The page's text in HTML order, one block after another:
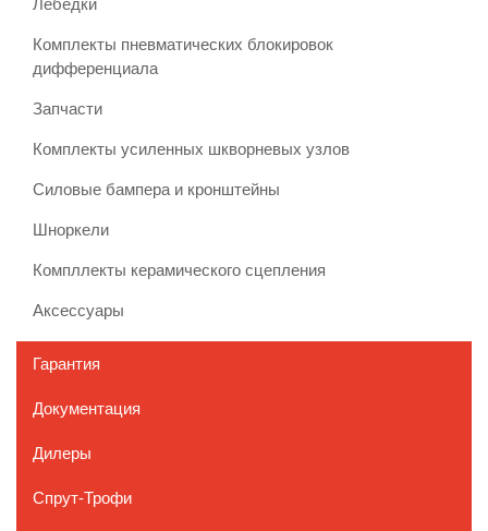
Комплекты пневматических блокировок
дифференциала
Запчасти
Комплекты усиленных шкворневых узлов
Силовые бампера и кронштейны
Шноркели
Компллекты керамического сцепления
Аксессуары
Гарантия
Документация
Дилеры
Спрут-Трофи